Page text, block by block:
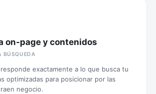
on-page y contenidos
BÚSQUEDA
exactamente a lo que busca tu
optimizadas para posicionar por las
negocio.